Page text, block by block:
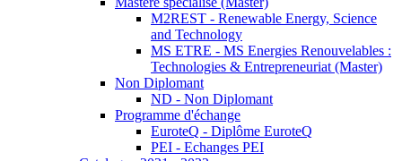
M2REST - Renewable Energy, Science
and Technology
MS ETRE - MS Energies Renouvelables :
Technologies & Entrepreneuriat (Master)
Non Diplomant
ND - Non Diplomant
Programme d'échange
EuroteQ - Diplôme EuroteQ
PEI - Echanges PEI